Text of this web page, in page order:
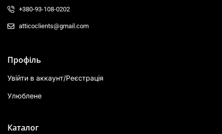
+380-93-108-0202
atticoclients@gmail.com
Профіль
Увійти в аккаунт/Реєстрація
Улюблене
Каталог